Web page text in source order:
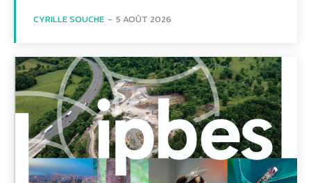
CYRILLE SOUCHE - 5 AOÛT 2026